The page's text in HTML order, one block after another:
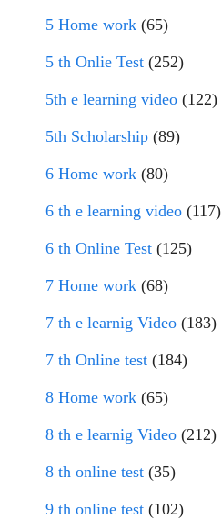
5 Home work (65)
5 th Onlie Test (252)
5th e learning video (122)
5th Scholarship (89)
6 Home work (80)
6 th e learning video (117)
6 th Online Test (125)
7 Home work (68)
7 th e learnig Video (183)
7 th Online test (184)
8 Home work (65)
8 th e learnig Video (212)
8 th online test (35)
9 th online test (102)